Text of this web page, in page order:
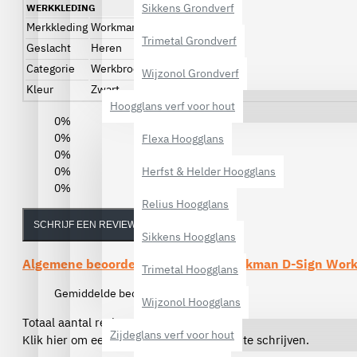
Sikkens Grondverf
Trimetal Grondverf
Wijzonol Grondverf
Hoogglans verf voor hout
Flexa Hoogglans
Herfst & Helder Hoogglans
Relius Hoogglans
Sikkens Hoogglans
Trimetal Hoogglans
Wijzonol Hoogglans
Zijdeglans verf voor hout
WERKKLEDING
Merkkleding Workman
Geslacht
Heren
Categorie
Werkbroeken
Kleur
Zwart
0%
0%
0%
0%
0%
SCHRIJF EEN REVIEW
Algemene beoordelingen van deWorkman D-Sign
Gemiddelde beoordeling:
Totaal aantal reviews (0)
Klik hier om een review over dit product te schrijven.